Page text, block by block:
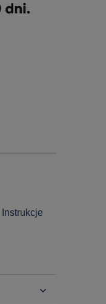
Instrukcje